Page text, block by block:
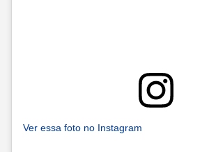
Ver essa foto no Instagram